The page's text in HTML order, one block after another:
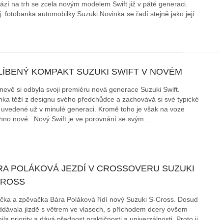
na trh se zcela novým modelem Swift již v páté generaci.
fotobanka automobilky Suzuki Novinka se řadí stejně jako její…
KOMPAKT SUZUKI SWIFT V NOVÉM
si odbyla svoji premiéru nová generace Suzuki Swift.
těží z designu svého předchůdce a zachovává si své typické
uvedené už v minulé generaci. Kromě toho je však na voze
nové. Nový Swift je ve porovnání se svým…
POLÁKOVÁ JEZDÍ V CROSSOVERU SUZUKI
a zpěvačka Bára Poláková řídí nový Suzuki S-Cross. Dosud
jízdě s větrem ve vlasech, s příchodem dcery ovšem
iX3: auto roku z pohledu žen Jak pečovat o auto po zimě